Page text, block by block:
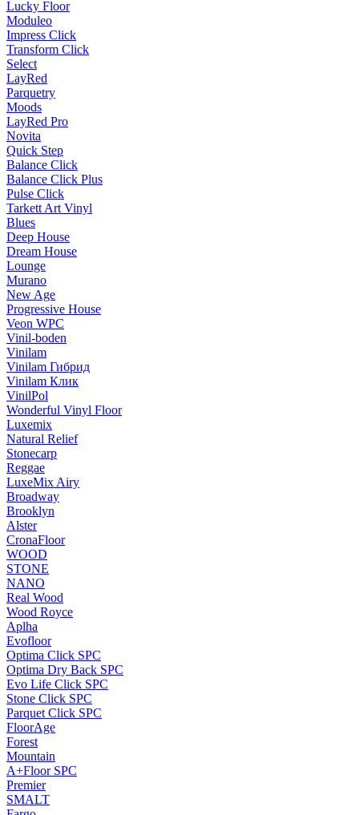
Lucky Floor
Moduleo
Impress Click
Transform Click
Select
LayRed
Parquetry
Moods
LayRed Pro
Novita
Quick Step
Balance Click
Balance Click Plus
Pulse Click
Tarkett Art Vinyl
Blues
Deep House
Dream House
Lounge
Murano
New Age
Progressive House
Veon WPC
Vinil-boden
Vinilam
Vinilam Гибрид
Vinilam Клик
VinilPol
Wonderful Vinyl Floor
Luxemix
Natural Relief
Stonecarp
Reggae
LuxeMix Airy
Broadway
Brooklyn
Alster
CronaFloor
WOOD
STONE
NANO
Real Wood
Wood Royce
Aplha
Evofloor
Optima Click SPC
Optima Dry Back SPC
Evo Life Click SPC
Stone Click SPC
Parquet Click SPC
FloorAge
Forest
Mountain
A+Floor SPC
Premier
SMALT